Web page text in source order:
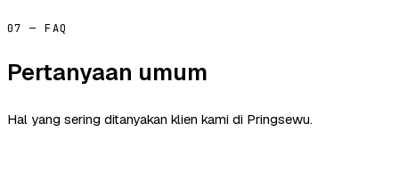
07 — FAQ
Pertanyaan umum
Hal yang sering ditanyakan klien kami di Pringsewu.